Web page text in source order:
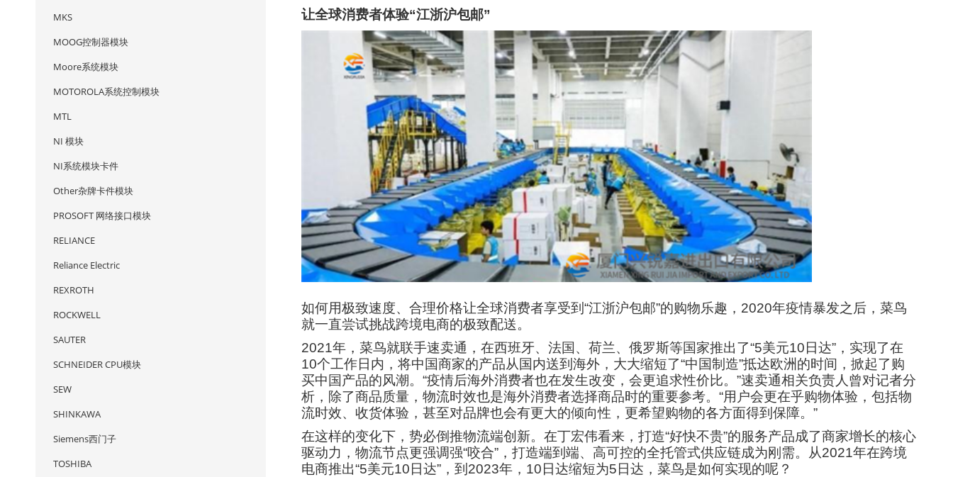
让全球消费者体验“江浙沪包邮”
如何用极致速度、合理价格让全球消费者享受到“江浙沪包邮”的购物乐趣，2020年疫情暴发之后，菜鸟
就一直尝试挑战跨境电商的极致配送。
2021年，菜鸟就联手速卖通，在西班牙、法国、荷兰、俄罗斯等国家推出了“5美元10日达”，实现了在
10个工作日内，将中国商家的产品从国内送到海外，大大缩短了“中国制造”抵达欧洲的时间，掀起了购
买中国产品的风潮。“疫情后海外消费者也在发生改变，会更追求性价比。”速卖通相关负责人曾对记者分
析，除了商品质量，物流时效也是海外消费者选择商品时的重要参考。“用户会更在乎购物体验，包括物
流时效、收货体验，甚至对品牌也会有更大的倾向性，更希望购物的各方面得到保障。”
在这样的变化下，势必倒推物流端创新。在丁宏伟看来，打造“好快不贵”的服务产品成了商家增长的核心
驱动力，物流节点更强调强“咬合”，打造端到端、高可控的全托管式供应链成为刚需。从2021年在跨境
电商推出“5美元10日达”，到2023年，10日达缩短为5日达，菜鸟是如何实现的呢？
MKS
MOOG控制器模块
Moore系统模块
MOTOROLA系统控制模块
MTL
NI 模块
NI系统模块卡件
Other杂牌卡件模块
PROSOFT 网络接口模块
RELIANCE
Reliance Electric
REXROTH
ROCKWELL
SAUTER
SCHNEIDER CPU模块
SEW
SHINKAWA
Siemens西门子
TOSHIBA